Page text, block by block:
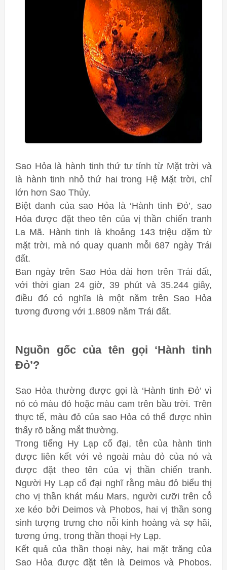
Sao Hỏa là hành tinh thứ tư tính từ Mặt trời và
là hành tinh nhỏ thứ hai trong Hệ Mặt trời, chỉ
lớn hơn Sao Thủy.
Biệt danh của sao Hỏa là ‘Hành tinh Đỏ’, sao
Hỏa được đặt theo tên của vị thần chiến tranh
La Mã. Hành tinh là khoảng 143 triệu dặm từ
mặt trời, mà nó quay quanh mỗi 687 ngày Trái
đất.
Ban ngày trên Sao Hỏa dài hơn trên Trái đất,
với thời gian 24 giờ, 39 phút và 35.244 giây,
điều đó có nghĩa là một năm trên Sao Hỏa
tương đương với 1.8809 năm Trái đất.
Nguồn gốc của tên gọi ‘Hành tinh
Đỏ’?
Sao Hỏa thường được gọi là ‘Hành tinh Đỏ’ vì
nó có màu đỏ hoặc màu cam trên bầu trời. Trên
thực tế, màu đỏ của sao Hỏa có thể được nhìn
thấy rõ bằng mắt thường.
Trong tiếng Hy Lạp cổ đại, tên của hành tinh
được liên kết với vẻ ngoài màu đỏ của nó và
được đặt theo tên của vị thần chiến tranh.
Người Hy Lạp cổ đại nghĩ rằng màu đỏ biểu thị
cho vị thần khát máu Mars, người cưỡi trên cỗ
xe kéo bởi Deimos và Phobos, hai vị thần song
sinh tượng trưng cho nỗi kinh hoàng và sợ hãi,
tương ứng, trong thần thoại Hy Lạp.
Kết quả của thần thoại này, hai mặt trăng của
Sao Hỏa được đặt tên là Deimos và Phobos.